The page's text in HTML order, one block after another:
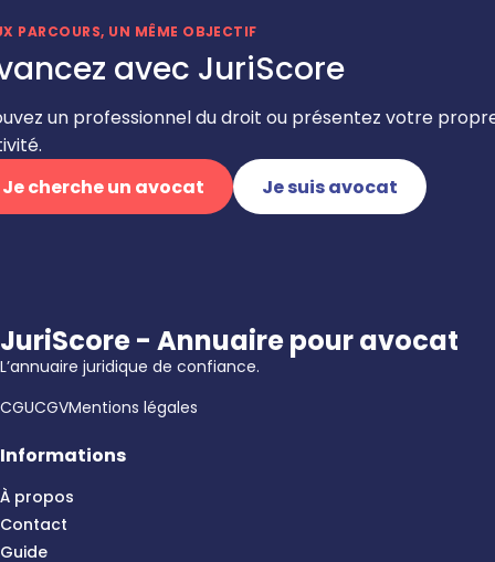
PARCOURS, UN MÊME OBJECTIF
avec JuriScore
un professionnel du droit ou présentez votre
Je cherche un avocat
Je suis avocat
JuriScore - Annuaire pour avocat
L’annuaire juridique de confiance.
CGUCGVMentions légales
Informations
À propos
Contact
Guide